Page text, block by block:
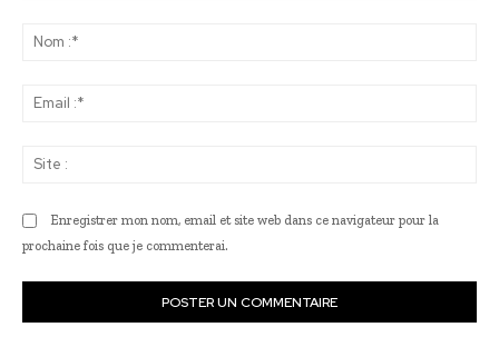
Enregistrer mon nom, email et site web dans ce navigateur pour la
prochaine fois que je commenterai.